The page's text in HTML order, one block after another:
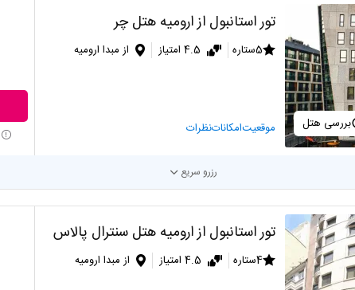
بررسی هتل
تور استانبول از ارومیه هتل چر
5ستاره 4.5 امتیاز از مبدا ارومیه
موقعیتامکاناتنظرات
رزرو سریع
تور استانبول از ارومیه هتل سنترال پالاس
4ستاره 4.5 امتیاز از مبدا ارومیه